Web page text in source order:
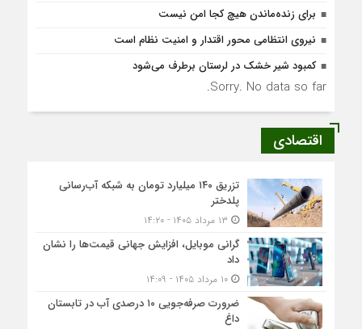
برای زنده‌ماندن هیچ کجا امن نیست
نیروی انتظامی محور اقتدار و امنیت نظام است
کمبود شیر خشک در لرستان برطرف می‌شود
Sorry. No data so far.
اقتصادی
تزریق ۱۴۰ میلیارد تومان به شبکه آب‌رسانی
پلدختر
گرانی موبایل، افزایش جهانی قیمت‌ها را نشان
داد
۱۰ مرداد ۱۴۰۵ - ۱۴:۰۹
ضرورت صرفه‌جویی ۱۰ درصدی آب در تابستان
داغ